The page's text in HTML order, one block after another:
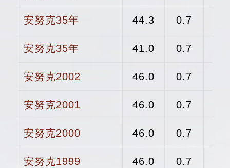
安努克35年 44.3 0.7
安努克35年 41.0 0.7
安努克2002 46.0 0.7
安努克2001 46.0 0.7
安努克2000 46.0 0.7
安努克1999 46.0 0.7